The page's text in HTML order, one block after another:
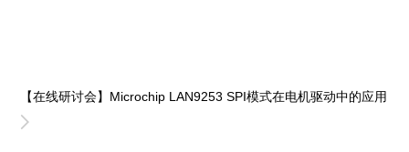
【在线研讨会】Microchip LAN9253 SPI模式在电机驱动中的应用